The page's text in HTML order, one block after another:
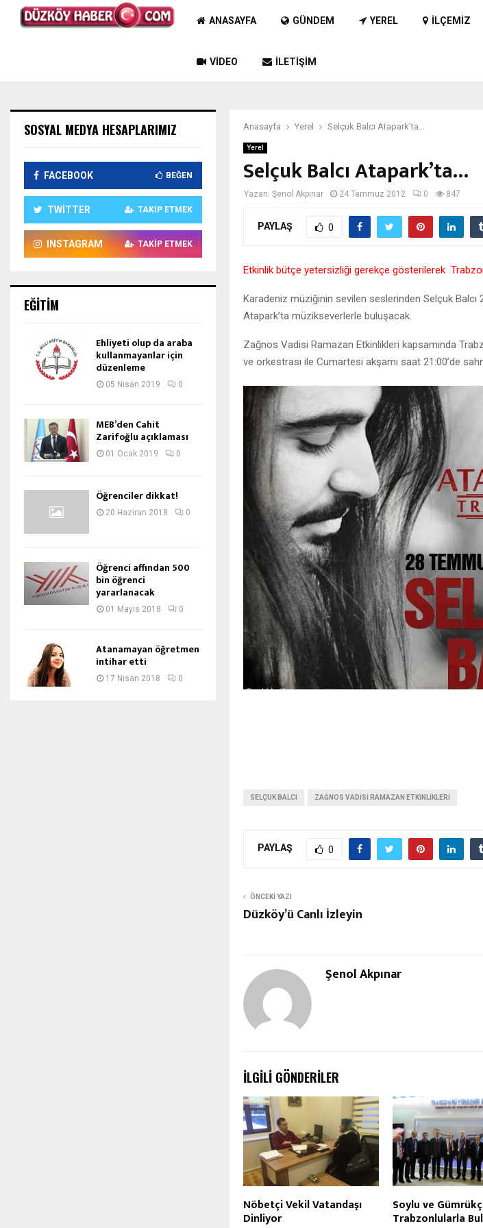
ANASAYFA GÜNDEM YEREL İLÇEMIZ
VIDEO İLETIŞIM
Anasayfa Yerel Selçuk Balcı Atapark’ta…
Yerel
Selçuk Balcı Atapark’ta…
Yazan: Şenol Akpınar 24 Temmuz 2012 0 847
PAYLAŞ 0
Etkinlik bütçe yetersizliği gerekçe gösterilerek
Karadeniz müziğinin sevilen seslerinden Selçuk
Atapark’ta müzikseverlerle buluşacak.
Zağnos Vadisi Ramazan Etkinlikleri kapsamında
ve orkestrası ile Cumartesi akşamı saat 21:00’de
SELÇUK BALCI ZAĞNOS VADISI RAMAZAN ETKINLIKLERI
PAYLAŞ 0
ÖNCEKI YAZI
Düzköy’ü Canlı İzleyin
Şenol Akpınar
İLGILI GÖNDERILER
Nöbetçi Vekil Vatandaşı
Dinliyor
Soylu ve
Trabzonlularla
SOSYAL MEDYA HESAPLARIMIZ
FACEBOOK BEĞEN
TWITTER TAKIP ETMEK
INSTAGRAM TAKIP ETMEK
EĞITIM
Ehliyeti olup da araba
kullanmayanlar için
düzenleme
05 Nisan 2019 0
MEB’den Cahit
Zarifoğlu açıklaması
01 Ocak 2019 0
Öğrenciler dikkat!
20 Haziran 2018 0
Öğrenci affından 500
bin öğrenci
yararlanacak
01 Mayıs 2018 0
Atanamayan öğretmen
intihar etti
17 Nisan 2018 0